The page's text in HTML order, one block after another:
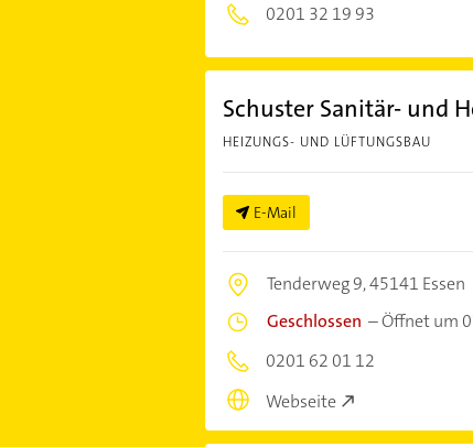
0201 32 19 93
Schuster Sanitär- und
HEIZUNGS- UND LÜFTUNGSBAU
E-Mail
Tenderweg 9,45141 Essen
Geschlossen –Öffnet um
0201 62 01 12
Webseite